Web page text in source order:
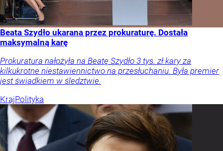
Beata Szydło ukarana przez prokuraturę. Dostała
maksymalną karę
Prokuratura nałożyła na Beatę Szydło 3 tys. zł kary za
kilkukrotne niestawiennictwo na przesłuchaniu. Była premier
jest świadkiem w śledztwie.
KrajPolityka